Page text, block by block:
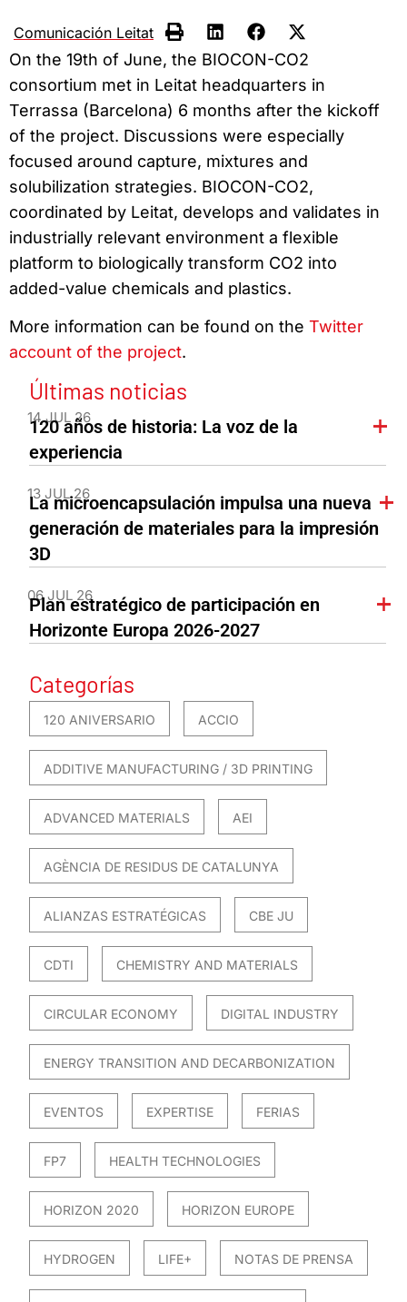
Comunicación Leitat
On the 19th of June, the BIOCON-CO2
consortium met in Leitat headquarters in
Terrassa (Barcelona) 6 months after the kickoff
of the project. Discussions were especially
focused around capture, mixtures and
solubilization strategies. BIOCON-CO2,
coordinated by Leitat, develops and validates in
industrially relevant environment a flexible
platform to biologically transform CO2 into
added-value chemicals and plastics.
More information can be found on the Twitter
account of the project.
Últimas noticias
14 JUL 26
120 años de historia: La voz de la
experiencia
13 JUL 26
La microencapsulación impulsa una nueva
generación de materiales para la impresión
3D
06 JUL 26
Plan estratégico de participación en
Horizonte Europa 2026-2027
Categorías
120 ANIVERSARIO ACCIO
ADDITIVE MANUFACTURING / 3D PRINTING
ADVANCED MATERIALS AEI
AGÈNCIA DE RESIDUS DE CATALUNYA
ALIANZAS ESTRATÉGICAS CBE JU
CDTI CHEMISTRY AND MATERIALS
CIRCULAR ECONOMY DIGITAL INDUSTRY
ENERGY TRANSITION AND DECARBONIZATION
EVENTOS EXPERTISE FERIAS
FP7 HEALTH TECHNOLOGIES
HORIZON 2020 HORIZON EUROPE
HYDROGEN LIFE+ NOTAS DE PRENSA